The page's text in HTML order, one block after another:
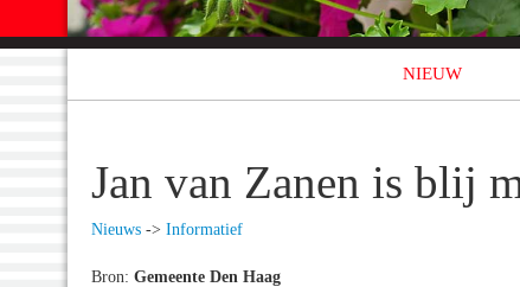
NIEUW
Jan van Zanen is blij
Nieuws -> Informatief
Bron: Gemeente Den Haag